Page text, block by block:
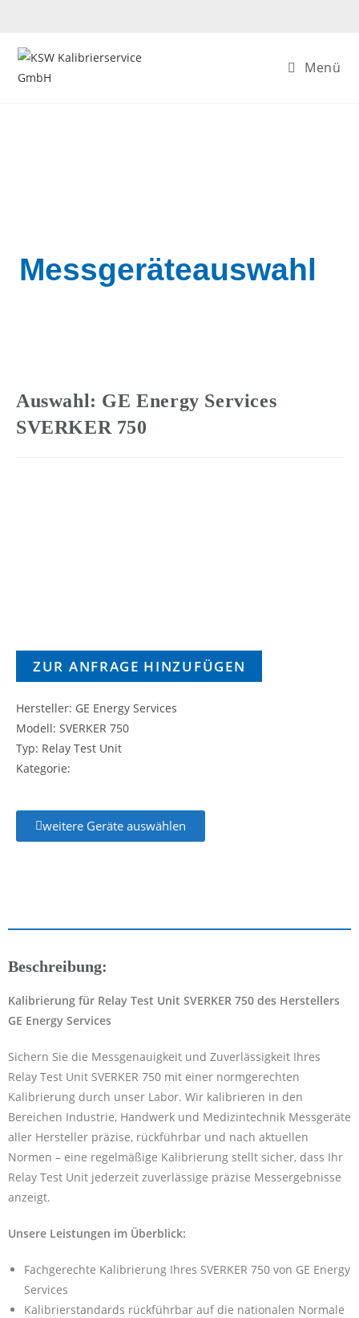
Menü
Messgeräteauswahl
Auswahl: GE Energy Services
SVERKER 750
ZUR ANFRAGE HINZUFÜGEN
Hersteller: GE Energy Services
Modell: SVERKER 750
Typ: Relay Test Unit
Kategorie:
weitere Geräte auswählen
Beschreibung:
Kalibrierung für Relay Test Unit SVERKER 750 des Herstellers
GE Energy Services
Sichern Sie die Messgenauigkeit und Zuverlässigkeit Ihres
Relay Test Unit SVERKER 750 mit einer normgerechten
Kalibrierung durch unser Labor. Wir kalibrieren in den
Bereichen Industrie, Handwerk und Medizintechnik Messgeräte
aller Hersteller präzise, rückführbar und nach aktuellen
Normen – eine regelmäßige Kalibrierung stellt sicher, dass Ihr
Relay Test Unit jederzeit zuverlässige präzise Messergebnisse
anzeigt.
Unsere Leistungen im Überblick:
Fachgerechte Kalibrierung Ihres SVERKER 750 von GE Energy
Services
Kalibrierstandards rückführbar auf die nationalen Normale